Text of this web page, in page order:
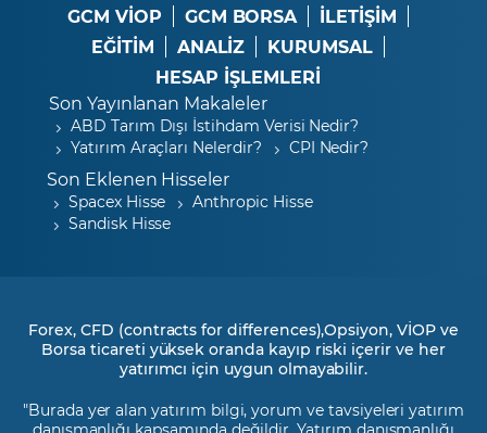
GCM VİOP
GCM BORSA
İLETİŞİM
EĞİTİM
ANALİZ
KURUMSAL
HESAP İŞLEMLERİ
Son Yayınlanan Makaleler
ABD Tarım Dışı İstihdam Verisi Nedir?
Yatırım Araçları Nelerdir?
CPI Nedir?
Son Eklenen Hisseler
Spacex Hisse
Anthropic Hisse
Sandisk Hisse
Forex, CFD (contracts for differences),Opsiyon, VİOP ve
Borsa ticareti yüksek oranda kayıp riski içerir ve her
yatırımcı için uygun olmayabilir.
"Burada yer alan yatırım bilgi, yorum ve tavsiyeleri yatırım